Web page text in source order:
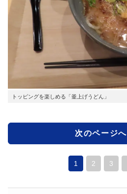
トッピングを楽しめる「釜上げうどん」
次のページへ
1 2 3